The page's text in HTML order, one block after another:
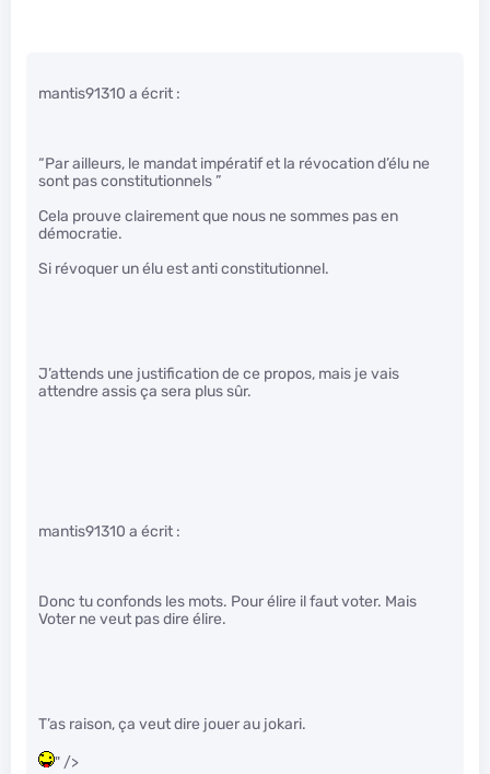
mantis91310 a écrit :
“Par ailleurs, le mandat impératif et la révocation d’élu ne
sont pas constitutionnels ”
Cela prouve clairement que nous ne sommes pas en
démocratie.
Si révoquer un élu est anti constitutionnel.
J’attends une justification de ce propos, mais je vais
attendre assis ça sera plus sûr.
mantis91310 a écrit :
Donc tu confonds les mots. Pour élire il faut voter. Mais
Voter ne veut pas dire élire.
T’as raison, ça veut dire jouer au jokari.
" />